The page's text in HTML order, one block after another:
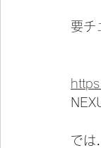
要チ
では